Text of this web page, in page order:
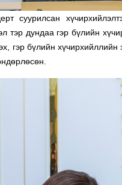
суурилсан
тэр дундаа гэр бүлийн
гэр бүлийн хүчирхийллийн